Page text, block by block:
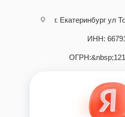
г. Екатеринбург ул
ИНН: